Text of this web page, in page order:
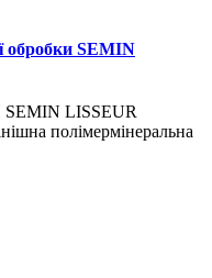
обробки SEMIN
LISSEUR
полімермінеральна